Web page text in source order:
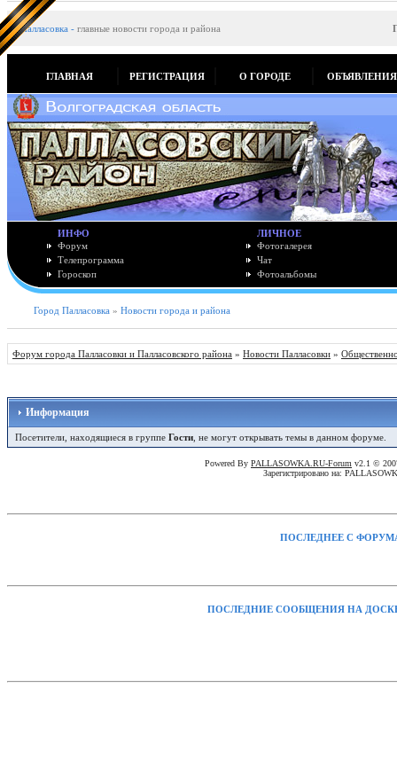
Палласовка - главные новости города и района
ГЛАВНАЯ РЕГИСТРАЦИЯ О ГОРОДЕ ОБЪЯВЛЕНИЯ
ИНФО
Форум
Телепрограмма
Гороскоп
ЛИЧНОЕ
Фотогалерея
Чат
Фотоальбомы
Город Палласовка » Новости города и района
Форум города Палласовки и Палласовского района » Новости Палласовки »
Информация
Посетители, находящиеся в группе Гости , не могут открывать темы в данном форуме.
Powered By PALLASOWKA.RU-Forum v2.1 ©
Зарегистрировано на:
ПОСЛЕДНЕЕ С
ПОСЛЕДНИЕ СООБЩЕНИЯ НА